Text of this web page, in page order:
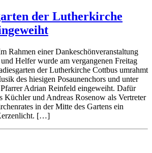
der Lutherkirche
Rahmen einer Dankeschönveranstaltung
Helfer wurde am vergangenen Freitag
der Lutherkirche Cottbus umrahmt
des hiesigen Posaunenchors und unter
Adrian Reinfeld eingeweiht. Dafür
Küchler und Andreas Rosenow als Vertreter
in der Mitte des Gartens ein
[…]